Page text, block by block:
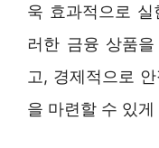
욱 효과적으로
러한 금융 상품
고, 경제적으로
을 마련할 수 있